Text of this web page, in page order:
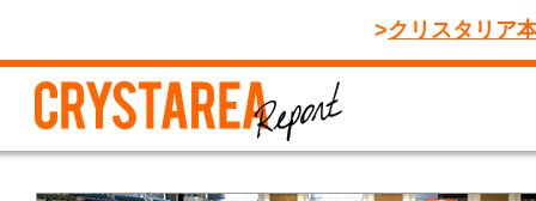
クリスタリア